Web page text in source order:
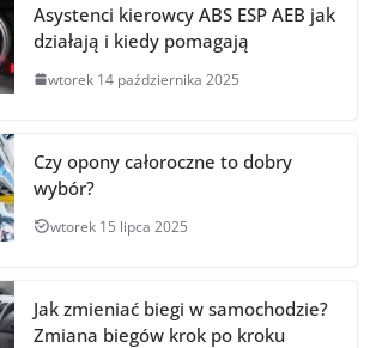
Asystenci kierowcy ABS ESP AEB jak
działają i kiedy pomagają
wtorek 14 października 2025
Czy opony całoroczne to dobry
wybór?
wtorek 15 lipca 2025
Jak zmieniać biegi w samochodzie?
Zmiana biegów krok po kroku